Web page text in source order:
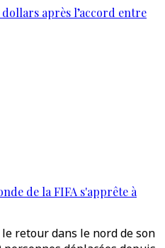
après l’accord entre
de la FIFA s'apprête à
retour dans le nord de son